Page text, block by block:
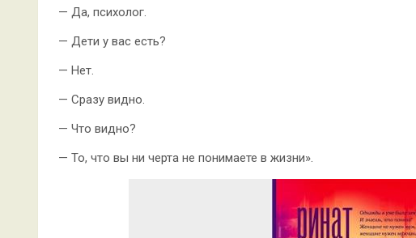
— Да, психолог.
— Дети у вас есть?
— Нет.
— Сразу видно.
— Что видно?
— То, что вы ни черта не понимаете в жизни».